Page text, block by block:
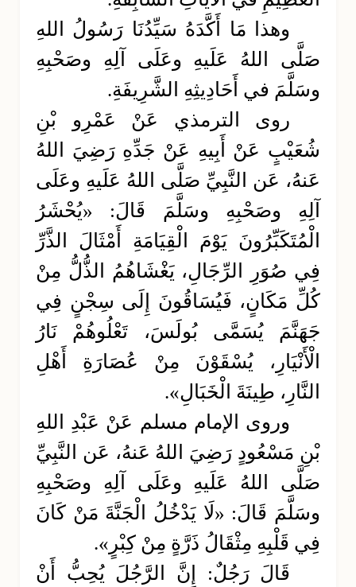
وهذا مَا أَكَّدَهُ سَيِّدُنَا رَسُولُ اللهِ
صَلَّى اللهُ عَلَيهِ وعَلَى آلِهِ وصَحْبِهِ
وسَلَّمَ في أَحَادِيثِهِ الشَّرِيفَةِ.
روى الترمذي عَنْ عَمْرِو بْنِ
شُعَيْبٍ عَنْ أَبِيهِ عَنْ جَدِّهِ رَضِيَ اللهُ
عَنهُ، عَن النَّبِيِّ صَلَّى اللهُ عَلَيهِ وعَلَى
آلِهِ وصَحْبِهِ وسَلَّمَ قَالَ: «يُحْشَرُ
الْمُتَكَبِّرُونَ يَوْمَ الْقِيَامَةِ أَمْثَالَ الذَّرِّ
فِي صُوَرِ الرِّجَالِ، يَغْشَاهُمُ الذُّلُّ مِنْ
كُلِّ مَكَانٍ، فَيُسَاقُونَ إِلَى سِجْنٍ فِي
جَهَنَّمَ يُسَمَّى بُولَسَ، تَعْلُوهُمْ نَارُ
الْأَنْيَارِ، يُسْقَوْنَ مِنْ عُصَارَةِ أَهْلِ
النَّارِ، طِينَةَ الْخَبَالِ».
وروى الإمام مسلم عَنْ عَبْدِ اللهِ
بْنِ مَسْعُودٍ رَضِيَ اللهُ عَنهُ، عَن النَّبِيِّ
صَلَّى اللهُ عَلَيهِ وعَلَى آلِهِ وصَحْبِهِ
وسَلَّمَ قَالَ: «لَا يَدْخُلُ الْجَنَّةَ مَنْ كَانَ
فِي قَلْبِهِ مِثْقَالُ ذَرَّةٍ مِنْ كِبْرٍ».
قَالَ رَجُلٌ: إِنَّ الرَّجُلَ يُحِبُّ أَنْ